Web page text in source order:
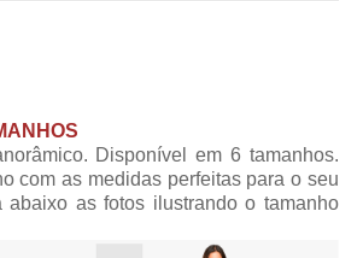
Disponível em 6 tamanhos.
com as medidas perfeitas para o seu
abaixo as fotos ilustrando o tamanho